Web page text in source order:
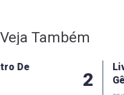
Veja Também
Livro Fotógrafos
Gênova E